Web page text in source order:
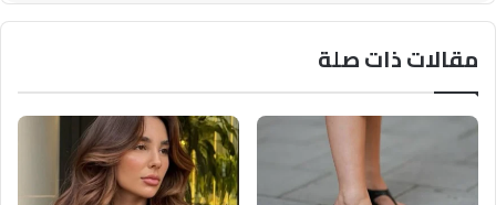
مقالات ذات صلة